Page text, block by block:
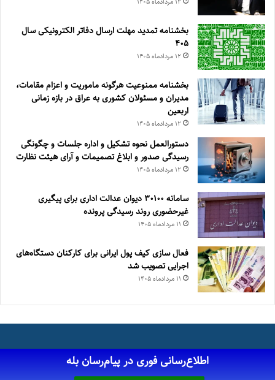
بخشنامه تمدید مهلت ارسال دفاتر الکترونیکی سال
۴۰۵
۱۲ مرداد‌ماه ۱۴۰۵
بخشنامه ممنوعیت هرگونه ماموریت و اعزام مقامات،
مدیران و مسئولان کشوری به عراق در بازه زمانی
اربعین
۱۲ مرداد‌ماه ۱۴۰۵
دستورالعمل نحوه تشکیل و اداره جلسات و چگونگی
رسیدگی صدور و ‏ابلاغ تصمیمات و‎ ‎آرای هیئت نظارت
۱۲ مرداد‌ماه ۱۴۰۵
سامانه ۳۰۱۰۰ دیوان عدالت اداری برای پیگیری
غیرحضوری روند رسیدگی پرونده
۱۱ مرداد‌ماه ۱۴۰۵
فعال سازی کیف پول ایرانی برای کارکنان دستگاه‌های
اجرایی تصویب شد
۱۱ مرداد‌ماه ۱۴۰۵
اطلاع‌رسانی فوری در پیام‌رسان بله